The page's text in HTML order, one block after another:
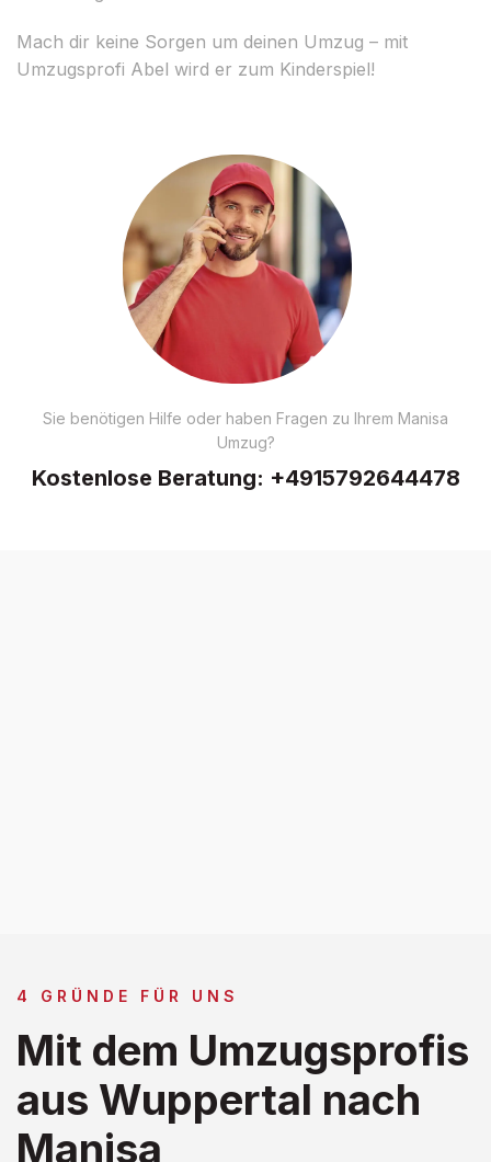
Mach dir keine Sorgen um deinen Umzug – mit
Umzugsprofi Abel wird er zum Kinderspiel!
Sie benötigen Hilfe oder haben Fragen zu Ihrem Manisa
Umzug?
Kostenlose Beratung: +4915792644478
4 GRÜNDE FÜR UNS
Mit dem Umzugsprofis
aus Wuppertal nach
Manisa